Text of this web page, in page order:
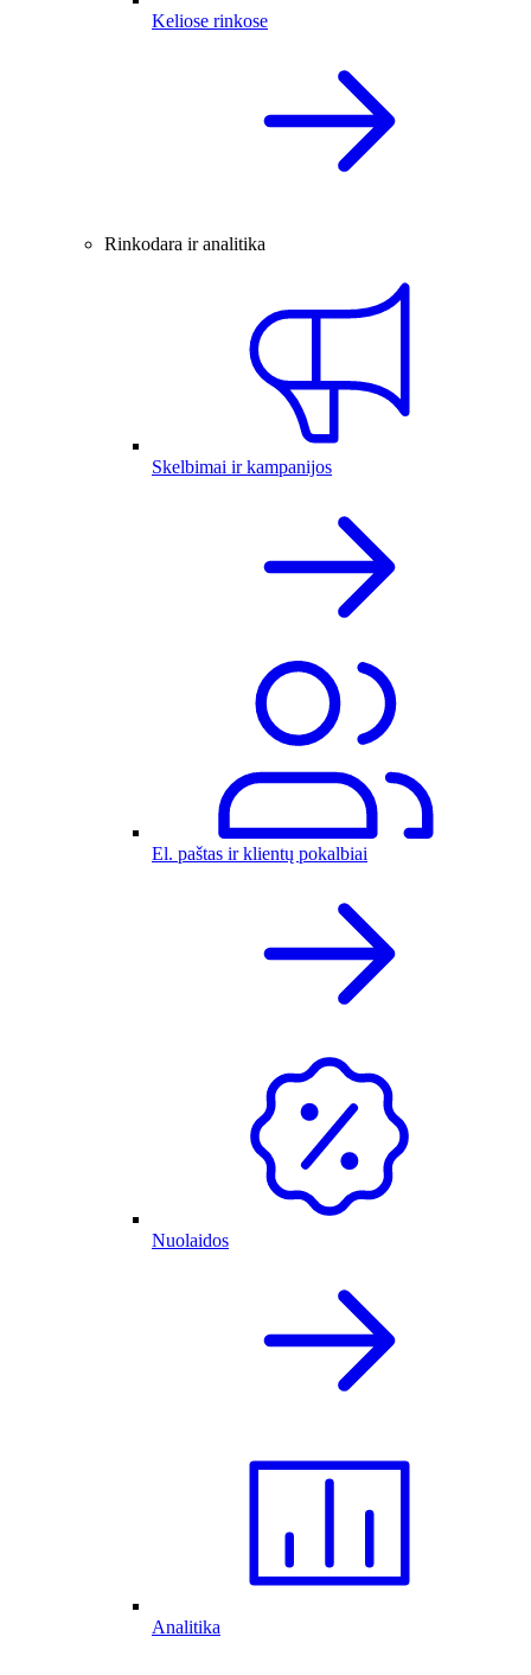
Keliose rinkose
Rinkodara ir analitika
Skelbimai ir kampanijos
El. paštas ir klientų pokalbiai
Nuolaidos
Analitika